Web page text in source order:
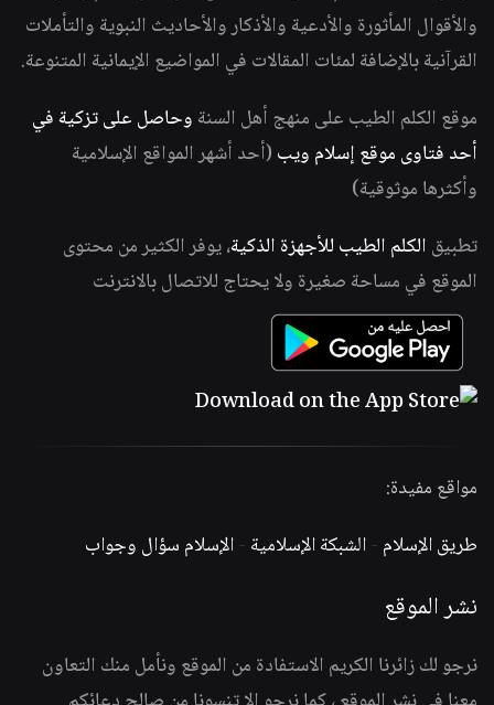
والأقوال المأثورة والأدعية والأذكار والأحاديث النبوية والتأملات
القرآنية بالإضافة لمئات المقالات في المواضيع الإيمانية المتنوعة.
موقع الكلم الطيب على منهج أهل السنة وحاصل على تزكية في
أحد فتاوى موقع إسلام ويب (أحد أشهر المواقع الإسلامية
وأكثرها موثوقية)
تطبيق الكلم الطيب للأجهزة الذكية، يوفر الكثير من محتوى
الموقع في مساحة صغيرة ولا يحتاج للاتصال بالانترنت
مواقع مفيدة:
طريق الإسلام -الشبكة الإسلامية -الإسلام سؤال وجواب
نشر الموقع
نرجو لك زائرنا الكريم الاستفادة من الموقع ونأمل منك التعاون